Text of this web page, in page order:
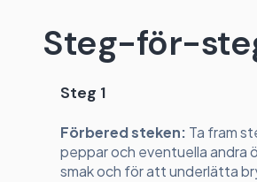
Steg-för-
Steg 1
Förbered steken: Ta fram
peppar och eventuella andra
smak och för att underlätta